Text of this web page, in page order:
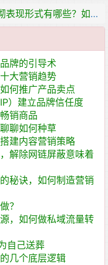
下一篇：网站关键词堆砌表现形式有哪些？如何处理关键词堆砌！
牌的引导术
大营销趋势
何推广产品卖点
）建立品牌信任度
销商品
聊如何种草
建内容营销策略
解除网链屏蔽意味着
秘诀，如何制造营销
？
，如何做私域流量转
自己送葬
几个底层逻辑